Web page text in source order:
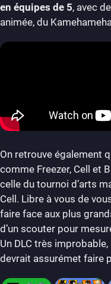
en équipes de 5, avec
animée, du
On retrouve également
comme Freezer, Cell et
celle du tournoi d’arts
Cell. Libre à vous de
faire face aux plus
d’un scouter pour
Un DLC très
devrait assurémet faire